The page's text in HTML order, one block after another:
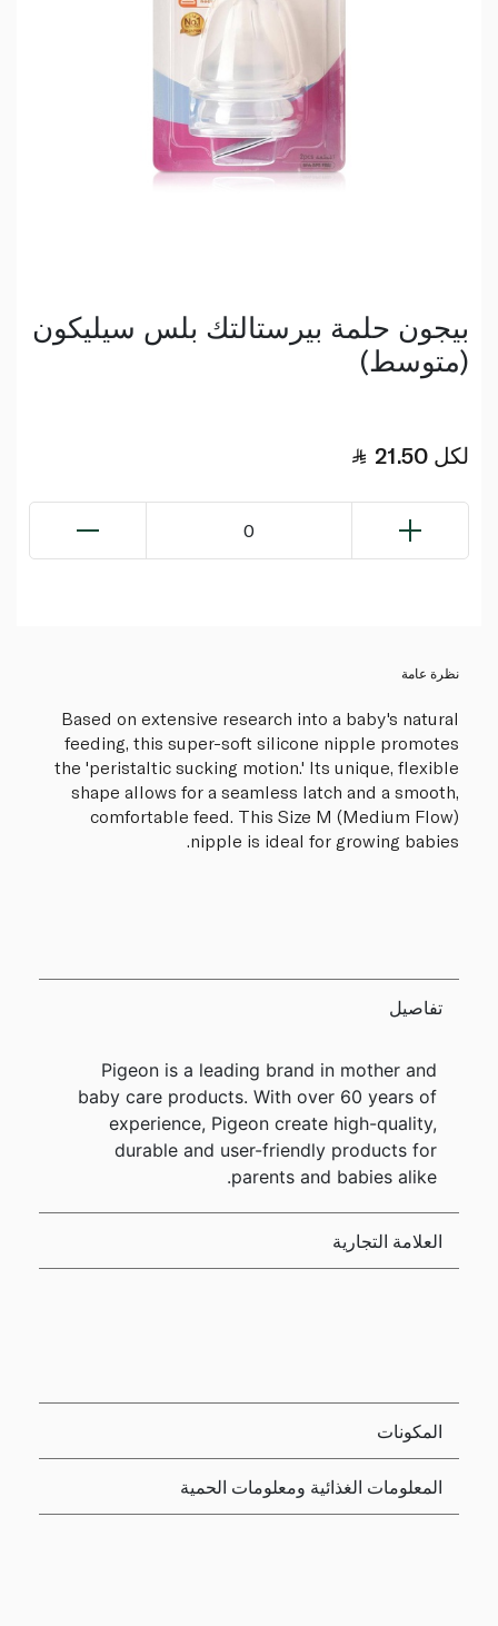
بيجون حلمة بيرستالتك بلس سيليكون
(متوسط)
21.50 لكل
0
نظرة عامة
Based on extensive research into a baby's natural
feeding, this super-soft silicone nipple promotes
the 'peristaltic sucking motion.' Its unique, flexible
shape allows for a seamless latch and a smooth,
comfortable feed. This Size M (Medium Flow)
nipple is ideal for growing babies.
تفاصيل
Pigeon is a leading brand in mother and
baby care products. With over 60 years of
experience, Pigeon create high-quality,
durable and user-friendly products for
parents and babies alike.
العلامة التجارية
المكونات
المعلومات الغذائية ومعلومات الحمية